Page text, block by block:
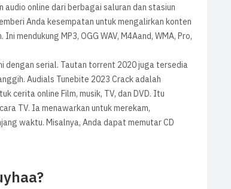
online dari berbagai saluran dan stasiun
Anda kesempatan untuk mengalirkan konten
mendukung MP3, OGG WAV, M4Aand, WMA, Pro,
dengan serial. Tautan torrent 2020 juga tersedia
Audials Tunebite 2023 Crack adalah
cerita online Film, musik, TV, dan DVD. Itu
TV. Ia menawarkan untuk merekam,
waktu. Misalnya, Anda dapat memutar CD